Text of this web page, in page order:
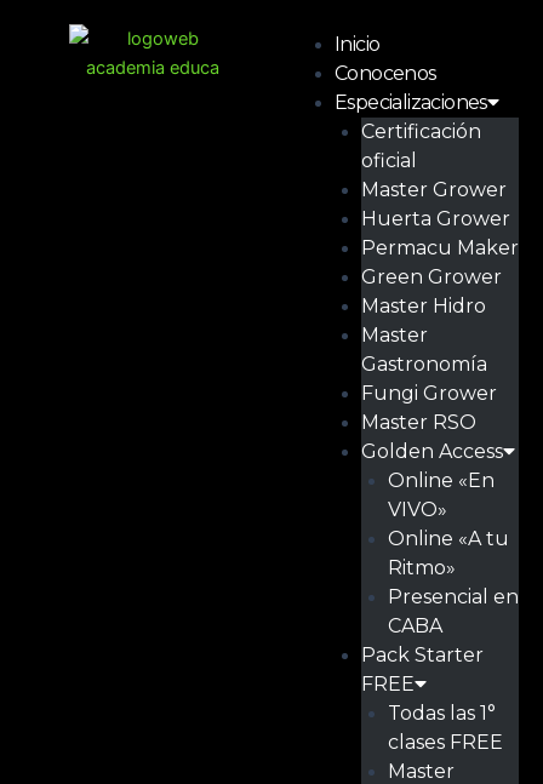
Inicio
Conocenos
Especializaciones
Certificación
oficial
Master Grower
Huerta Grower
Permacu Maker
Green Grower
Master Hidro
Master
Gastronomía
Fungi Grower
Master RSO
Golden Access
Online «En
VIVO»
Online «A tu
Ritmo»
Presencial en
CABA
Pack Starter
FREE
Todas las 1°
clases FREE
Master
Menú